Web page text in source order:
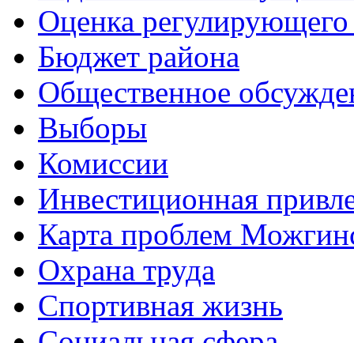
Оценка регулирующего
Бюджет района
Общественное
Выборы
Комиссии
Инвестиционная
Карта проблем
Охрана труда
Спортивная жизнь